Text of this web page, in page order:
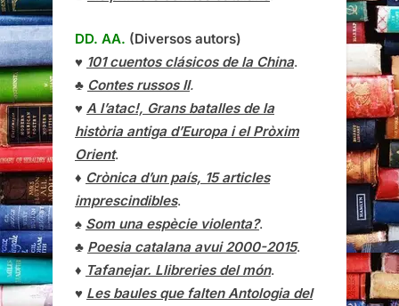
DD. AA. (Diversos autors)
♥ 101 cuentos clásicos de la China.
♣ Contes russos II.
♥ A l’atac!, Grans batalles de la
història antiga d’Europa i el Pròxim
Orient.
♦ Crònica d’un país, 15 articles
imprescindibles.
♠ Som una espècie violenta?.
♣ Poesia catalana avui 2000-2015.
♦ Tafanejar. Llibreries del món.
♥ Les baules que falten Antologia del